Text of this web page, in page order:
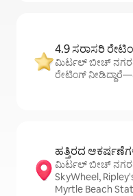
4.9 ಸರಾಸರಿ
ಮಿರ್ಟಲ್ ಬೀಚ್
ರೇಟಿಂಗ್
ಹತ್ತಿರದ
ಮಿರ್ಟಲ್ ಬೀಚ್ ನಗರದ
SkyWheel,
Myrtle Beach